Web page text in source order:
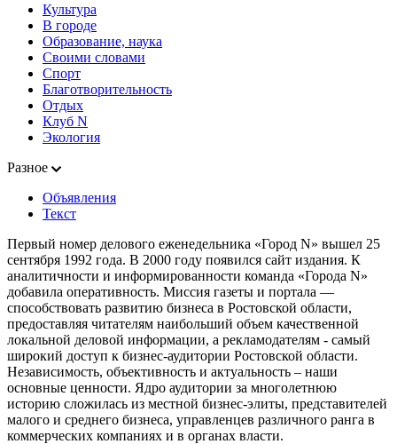
Культура
В городе
Образование, наука
Своими словами
Спорт
Благотворительность
Отдых
Клуб N
Экология
Разное
Объявления
Текст
Первый номер делового еженедельника «Город N» вышел 25
сентября 1992 года. В 2000 году появился сайт издания. К
аналитичности и информированности команда «Города N»
добавила оперативность. Миссия газеты и портала —
способствовать развитию бизнеса в Ростовской области,
предоставляя читателям наибольший объем качественной
локальной деловой информации, а рекламодателям - самый
широкий доступ к бизнес-аудитории Ростовской области.
Независимость, объективность и актуальность – наши
основные ценности. Ядро аудитории за многолетнюю
историю сложилась из местной бизнес-элиты, представителей
малого и среднего бизнеса, управленцев различного ранга в
коммерческих компаниях и в органах власти.